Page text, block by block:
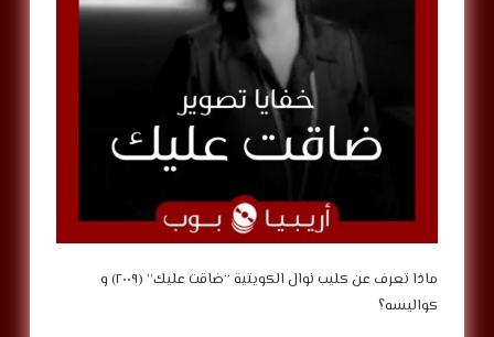
‎ماذا تعرف عن كليب نوال الكويتية “ضاقت عليك” (٢٠٠٩) و
كواليسه؟